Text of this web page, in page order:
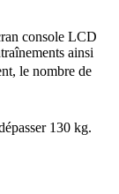
console LCD
ainsi
le nombre de
130 kg.